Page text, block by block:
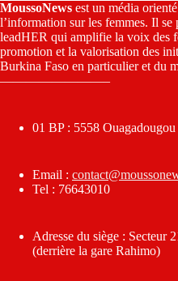
MoussoNews est un média
l’information sur les femmes. Il
leadHER qui amplifie la voix des
promotion et la valorisation des
Burkina Faso en particulier et du
————————–
01 BP : 5558 Ouagadougou
Email :
Tel : 76643010
Adresse du siège : Secteur
(derrière la gare Rahimo)